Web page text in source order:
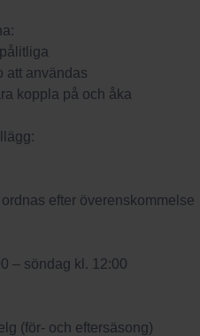
att användas
koppla på och åka
efter överenskommelse
– söndag kl. 12:00
(för- och eftersäsong)